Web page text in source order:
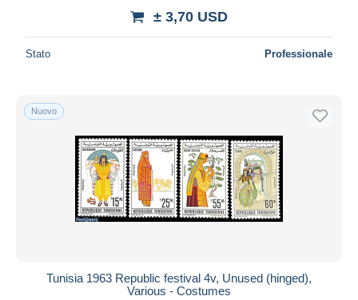
± 3,70 USD
Stato Professionale
Nuovo
Tunisia 1963 Republic festival 4v, Unused (hinged),
Various - Costumes